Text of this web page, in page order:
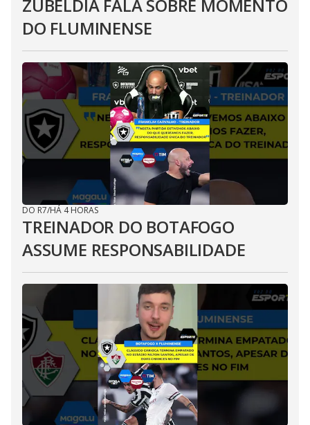
ZUBELDÍA FALA SOBRE MOMENTO
DO FLUMINENSE
DO R7/HÁ 4 HORAS
TREINADOR DO BOTAFOGO
ASSUME RESPONSABILIDADE